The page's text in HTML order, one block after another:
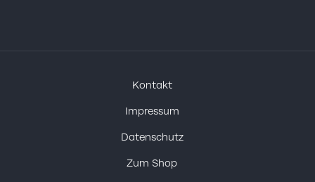
Kontakt
Impressum
Datenschutz
Zum Shop